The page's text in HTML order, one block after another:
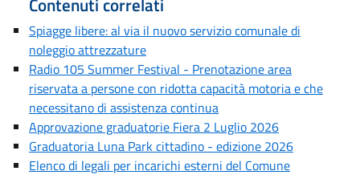
Spiagge libere: al via il nuovo servizio comunale di
noleggio attrezzature
Radio 105 Summer Festival - Prenotazione area
riservata a persone con ridotta capacità motoria e che
necessitano di assistenza continua
Approvazione graduatorie Fiera 2 Luglio 2026
Graduatoria Luna Park cittadino - edizione 2026
Elenco di legali per incarichi esterni del Comune